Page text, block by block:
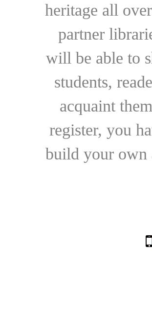
heritage all
partner
will be able to
students,
acquaint
register, you
build your own